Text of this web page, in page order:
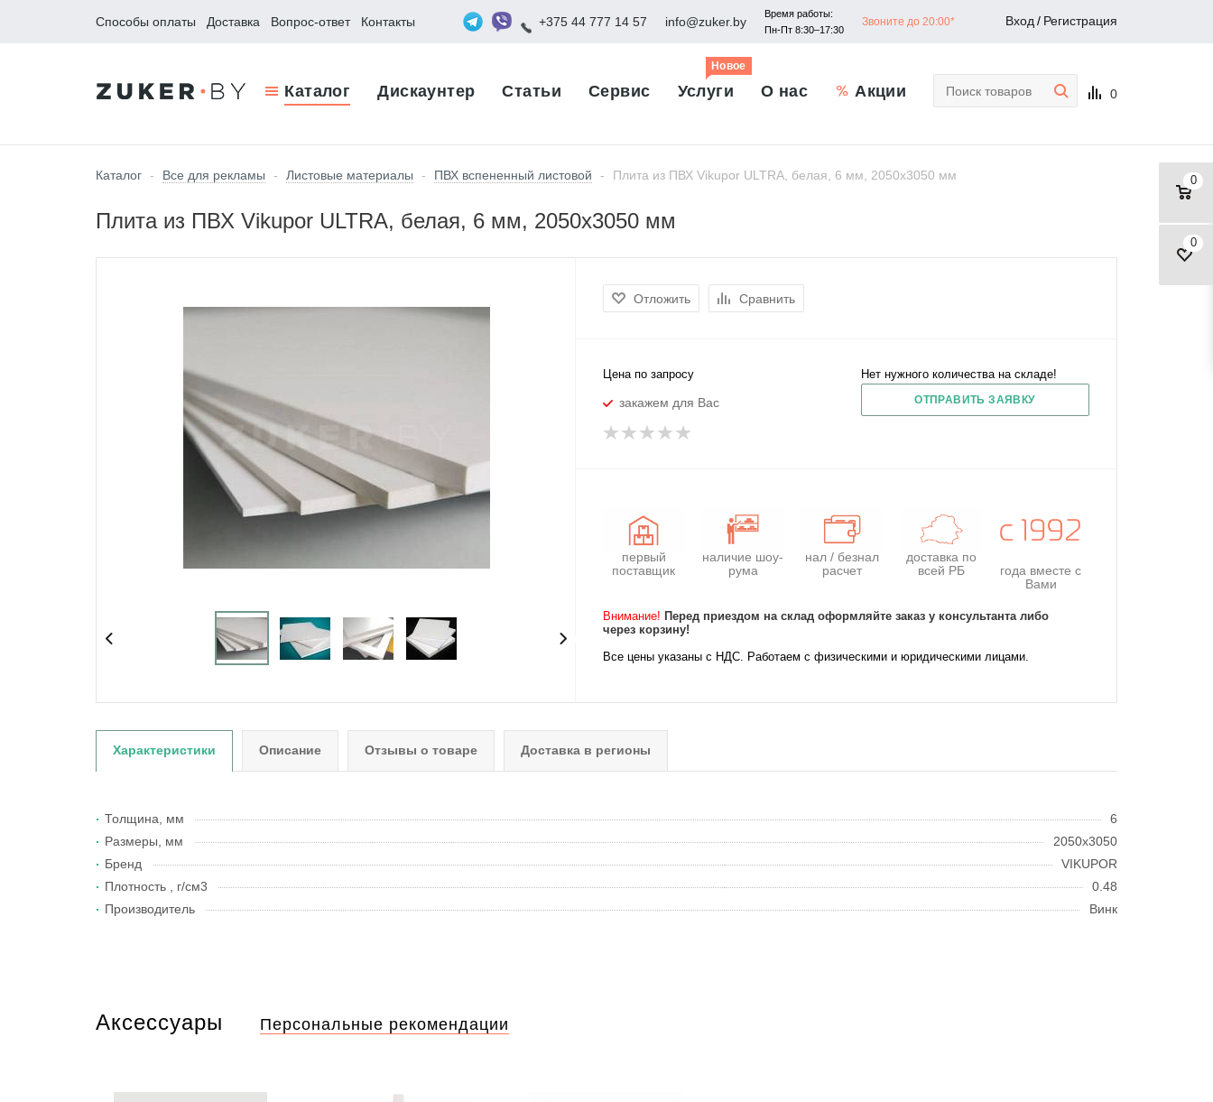
Способы оплаты Доставка Вопрос-ответ Контакты +375 44 777 14 57 info@zuker.by
Время работы:
Пн-Пт 8:30–17:30
Звоните до 20:00* Вход / Регистрация
Каталог Дискаунтер Статьи Сервис Услуги
Новое
О нас Акции 0
0
0
Каталог - Все для рекламы - Листовые материалы - ПВХ вспененный листовой - Плита из ПВХ Vikupor ULTRA, белая, 6 мм, 2050х3050 мм
Плита из ПВХ Vikupor ULTRA, белая, 6 мм, 2050х3050 мм
Отложить Сравнить
Цена по запросу
закажем для Вас
Нет нужного количества на складе!
ОТПРАВИТЬ ЗАЯВКУ
первый
поставщик
наличие шоу-
рума
нал / безнал
расчет
доставка по
всей РБ
года вместе с
Вами
Внимание! Перед приездом на склад оформляйте заказ у консультанта либо
через корзину!
Все цены указаны с НДС. Работаем с физическими и юридическими лицами.
Характеристики Описание Отзывы о товаре Доставка в регионы
Толщина, мм
6
Размеры, мм
2050х3050
Бренд
VIKUPOR
Плотность , г/см3
0.48
Производитель
Винк
Аксессуары Персональные рекомендации